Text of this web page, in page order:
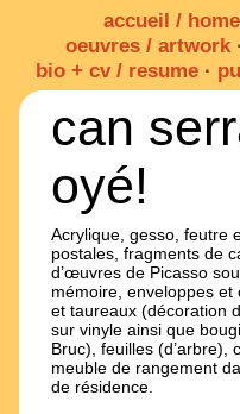
accueil / home
oeuvres / artwork ·
bio + cv / resume ·
can
oyé!
Acrylique, gesso, feutre
postales, fragments de
d’œuvres de Picasso
mémoire, enveloppes
et taureaux (décoration
sur vinyle ainsi que
Bruc), feuilles (d’arbre),
meuble de rangement
de résidence.